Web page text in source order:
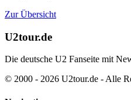
Zur Übersicht
U2tour.de
Die deutsche U2 Fanseite mit
© 2000 - 2026 U2tour.de - Alle